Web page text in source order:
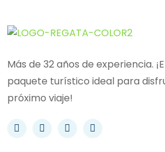
Más de 32 años de experiencia.
paquete turístico ideal para
próximo viaje!